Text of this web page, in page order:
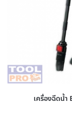
เครื่องฉีดน้ำ